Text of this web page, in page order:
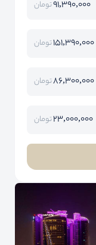
91,390,000تومان
151,390,000تومان
86,300,000تومان
23,000,000تومان